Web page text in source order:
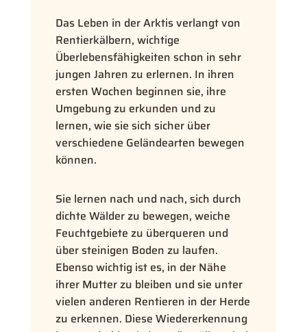
Das Leben in der Arktis verlangt von
Rentierkälbern, wichtige
Überlebensfähigkeiten schon in sehr
jungen Jahren zu erlernen. In ihren
ersten Wochen beginnen sie, ihre
Umgebung zu erkunden und zu
lernen, wie sie sich sicher über
verschiedene Geländearten bewegen
können.
Sie lernen nach und nach, sich durch
dichte Wälder zu bewegen, weiche
Feuchtgebiete zu überqueren und
über steinigen Boden zu laufen.
Ebenso wichtig ist es, in der Nähe
ihrer Mutter zu bleiben und sie unter
vielen anderen Rentieren in der Herde
zu erkennen. Diese Wiedererkennung